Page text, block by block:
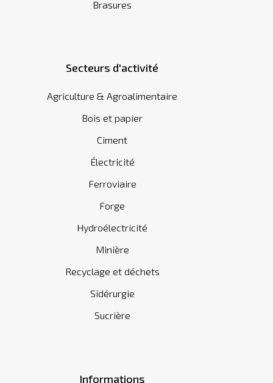
Brasures
Secteurs d'activité
Agriculture & Agroalimentaire
Bois et papier
Ciment
Électricité
Ferroviaire
Forge
Hydroélectricité
Minière
Recyclage et déchets
Sidérurgie
Sucrière
Informations